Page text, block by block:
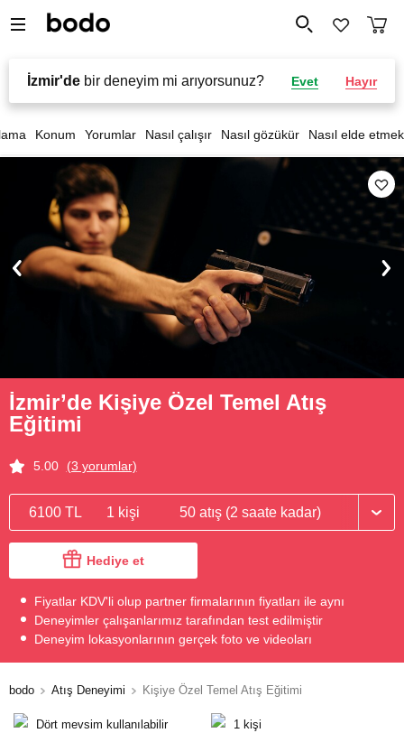
İzmir'de bir deneyim mi arıyorsunuz? Evet Hayır
Konum Yorumlar Nasıl çalışır Nasıl gözükür Nasıl elde etmek
İzmir’de Kişiye Özel Temel Atış
Eğitimi
5.00 (3 yorumlar)
6100 TL 1 kişi 50 atış (2 saate kadar)
Hediye et
Fiyatlar KDV'li olup partner firmalarının fiyatları ile aynı
Deneyimler çalışanlarımız tarafından test edilmiştir
Deneyim lokasyonlarının gerçek foto ve videoları
bodo Atış Deneyimi Kişiye Özel Temel Atış Eğitimi
Dört mevsim kullanılabilir 1 kişi